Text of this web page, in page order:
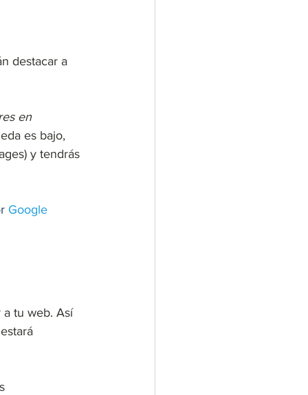
destacar a
en
es bajo,
y tendrás
Google
a tu web. Así